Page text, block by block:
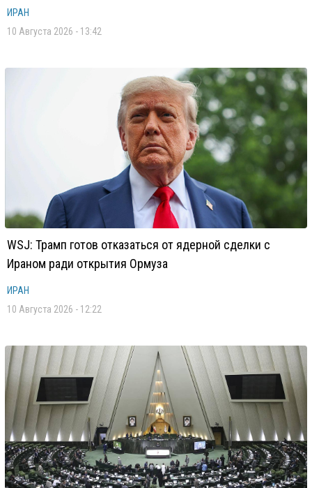
ИРАН
10 Августа 2026 - 13:42
WSJ: Трамп готов отказаться от ядерной сделки с
Ираном ради открытия Ормуза
ИРАН
10 Августа 2026 - 12:22